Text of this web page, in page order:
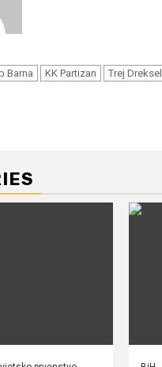
Barna KK Partizan Trej Dreksel